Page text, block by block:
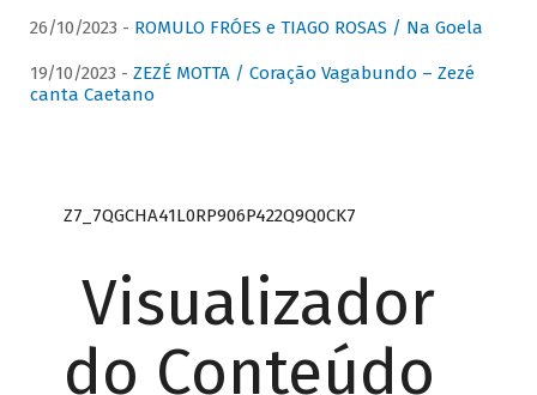
26/10/2023 - ROMULO FRÓES e TIAGO ROSAS / Na Goela
19/10/2023 - ZEZÉ MOTTA / Coração Vagabundo – Zezé
canta Caetano
Z7_7QGCHA41L0RP906P422Q9Q0CK7
Visualizador
do Conteúdo